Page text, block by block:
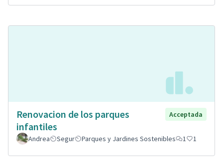
Renovacion de los parques
infantiles
Acceptada
Andrea Segur Parques y Jardines Sostenibles 1 1